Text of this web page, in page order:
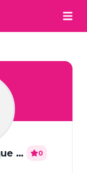
Guilherme Henrique de jesus bomaita
0